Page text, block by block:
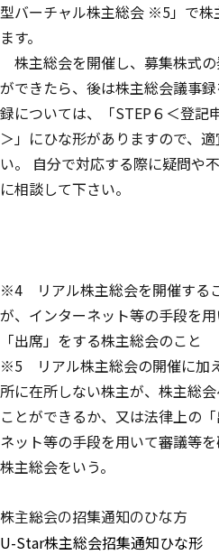
型バーチャル株主総会 ※5」で株
ます。
株主総会を開催し、募集株式
ができたら、後は株主総会議事
録については、「STEP６＜登記
＞」にひな形がありますので、
い。 自分で対応する際に疑問や
に相談して下さい。
※4 リアル株主総会を開催する
が、インターネット等の手段を
「出席」をする株主総会のこと
※5 リアル株主総会の開催に加
所に在所しない株主が、株主総
ことができるか、又は法律上の
ネット等の手段を用いて審議等
株主総会をいう。
株主総会の招集通知のひな方
U-Star株主総会招集通知ひな形